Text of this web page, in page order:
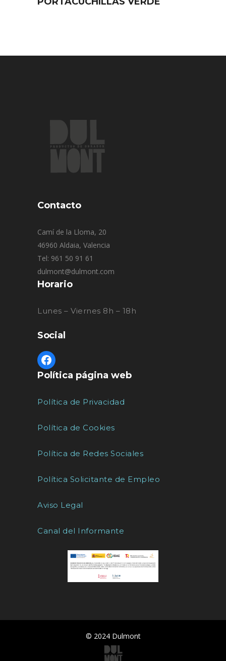
Contacto
Camí de la Lloma, 20
46960 Aldaia, Valencia
Tel: 961 50 91 61
dulmont@dulmont.com
Horario
Lunes – Viernes 8h – 18h
Social
Política página web
Política de Privacidad
Política de Cookies
Política de Redes Sociales
Política Solicitante de Empleo
Aviso Legal
Canal del Informante
© 2024 Dulmont